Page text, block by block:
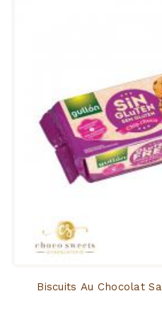
Biscuits Au Chocolat